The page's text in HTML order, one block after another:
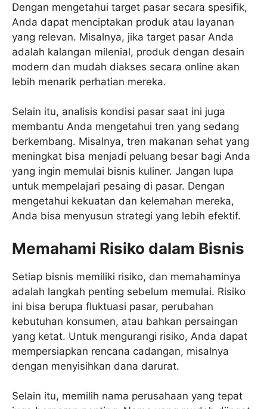
Dengan mengetahui target pasar secara spesifik,
Anda dapat menciptakan produk atau layanan
yang relevan. Misalnya, jika target pasar Anda
adalah kalangan milenial, produk dengan desain
modern dan mudah diakses secara online akan
lebih menarik perhatian mereka.
Selain itu, analisis kondisi pasar saat ini juga
membantu Anda mengetahui tren yang sedang
berkembang. Misalnya, tren makanan sehat yang
meningkat bisa menjadi peluang besar bagi Anda
yang ingin memulai bisnis kuliner. Jangan lupa
untuk mempelajari pesaing di pasar. Dengan
mengetahui kekuatan dan kelemahan mereka,
Anda bisa menyusun strategi yang lebih efektif.
Memahami Risiko dalam Bisnis
Setiap bisnis memiliki risiko, dan memahaminya
adalah langkah penting sebelum memulai. Risiko
ini bisa berupa fluktuasi pasar, perubahan
kebutuhan konsumen, atau bahkan persaingan
yang ketat. Untuk mengurangi risiko, Anda dapat
mempersiapkan rencana cadangan, misalnya
dengan menyisihkan dana darurat.
Selain itu, memilih nama perusahaan yang tepat